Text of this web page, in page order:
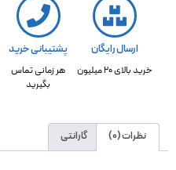
ارسال رایگان
خرید بالای 20 میلیون
پشتیبانی خرید
هر زمانی تماس
بگیرید
نظرات (0) گارانتی